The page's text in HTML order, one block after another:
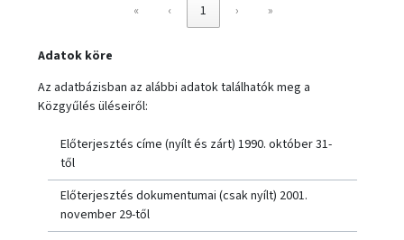
«
‹ 1 › »
Adatok köre
Az adatbázisban az alábbi adatok találhatók meg a
Közgyűlés üléseiről:
Előterjesztés címe (nyílt és zárt) 1990. október 31-
től
Előterjesztés dokumentumai (csak nyílt) 2001.
november 29-től